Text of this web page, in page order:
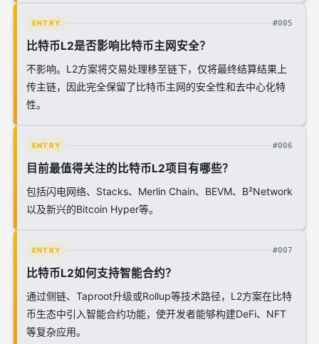
ENTRY #005
比特币L2是否影响比特币主网安全？
不影响。L2方案将交易处理移至链下，仅将最终结算结果上
传主链，因此完全保留了比特币主网的安全性和去中心化特
性。
ENTRY #006
目前最值得关注的比特币L2项目有哪些？
包括闪电网络、Stacks、Merlin Chain、BEVM、B²Network
以及新兴的Bitcoin Hyper等。
ENTRY #007
比特币L2如何支持智能合约？
通过侧链、Taproot升级或Rollup等技术路径，L2方案在比特
币生态中引入智能合约功能，使开发者能够构建DeFi、NFT
等复杂应用。